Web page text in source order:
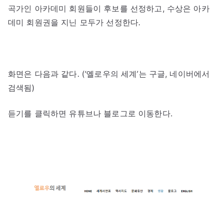
곡가인 아카데미 회원들이 후보를 선정하고, 수상은 아카
데미 회원권을 지닌 모두가 선정한다.
화면은 다음과 같다. (‘옐로우의 세계’는 구글, 네이버에서
검색됨)
듣기를 클릭하면 유튜브나 블로그로 이동한다.